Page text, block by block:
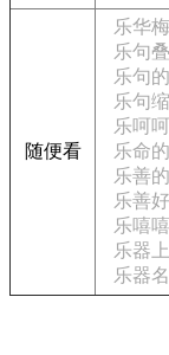
随便看
乐华
乐句
乐句
乐句
乐呵
乐命
乐善
乐善
乐嘻
乐器
乐器